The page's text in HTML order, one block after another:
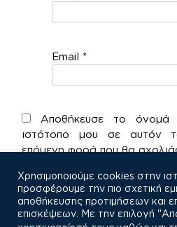
Email *
Αποθήκευσε το
ιστότοπο μου σε αυτόν
επόμενη φορά που θα
Χρησιμοποιούμε cookies στην
προσφέρουμε την πιο σχετική
αποθήκευσης προτιμήσεων και
επισκέψεων. Με την επιλογή